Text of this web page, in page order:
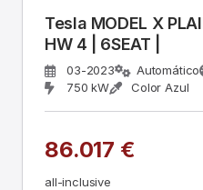
Tesla MODEL X
HW 4 | 6SEAT |
03-2023 Automático
750 kW
Color Azul
86.017 €
all-inclusive